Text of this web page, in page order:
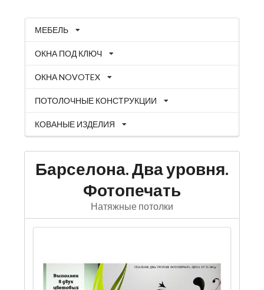
МЕБЕЛЬ
ОКНА ПОД КЛЮЧ
ОКНА NOVOTEX
ПОТОЛОЧНЫЕ КОНСТРУКЦИИ
КОВАНЫЕ ИЗДЕЛИЯ
Барселона. Два уровня.
Фотопечать
Натяжные потолки